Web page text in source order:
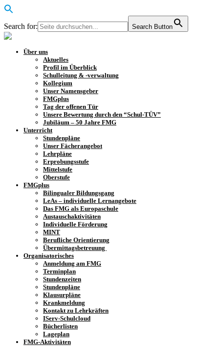
Search for: Search Button
Über uns
Aktuelles
Profil im Überblick
Schulleitung & -verwaltung
Kollegium
Unser Namensgeber
FMGplus
Tag der offenen Tür
Unsere Bewertung durch den “Schul-TÜV”
Jubiläum – 50 Jahre FMG
Unterricht
Stundenpläne
Unser Fächerangebot
Lehrpläne
Erprobungsstufe
Mittelstufe
Oberstufe
FMGplus
Bilingualer Bildungsgang
LeAs – individuelle Lernangebote
Das FMG als Europaschule
Austauschaktivitäten
Individuelle Förderung
MINT
Berufliche Orientierung
Übermittagsbetreuung
Organisatorisches
Anmeldung am FMG
Terminplan
Stundenzeiten
Stundenpläne
Klausurpläne
Krankmeldung
Kontakt zu Lehrkräften
IServ-Schulcloud
Bücherlisten
Lageplan
FMG-Aktivitäten